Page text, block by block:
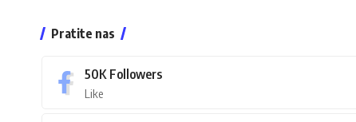
Pratite nas
50K Followers
Like